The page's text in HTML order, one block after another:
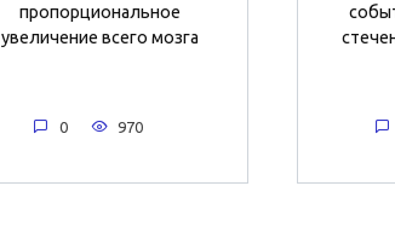
пропорциональное
увеличение всего мозга
0 970